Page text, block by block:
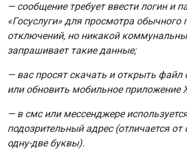
— сообщение требует ввести логин и
«Госуслуги» для просмотра обычного
отключений, но никакой
запрашивает такие данные;
— вас просят скачать и открыть файл
или обновить мобильное приложение
— в смс или мессенджере
подозрительный адрес (отличается
одну-две буквы).